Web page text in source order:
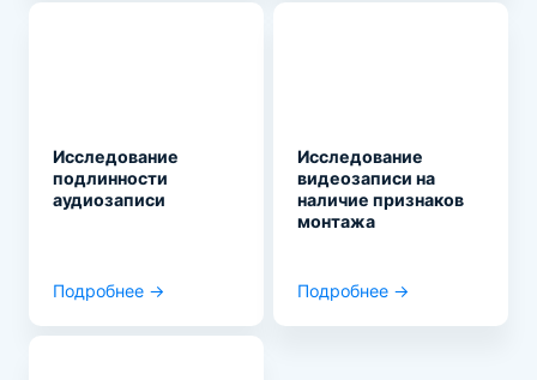
Исследование
подлинности
аудиозаписи
Подробнее →
Исследование
видеозаписи на
наличие признаков
монтажа
Подробнее →